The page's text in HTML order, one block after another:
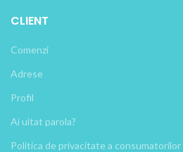
CLIENT
Comenzi
Adrese
Profil
Ai uitat parola?
Politica de privacitate a consumatorilor